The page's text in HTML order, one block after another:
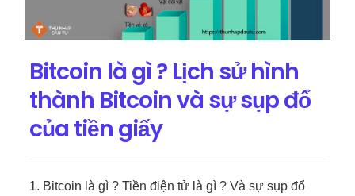
Bitcoin là gì ? Lịch sử hình
thành Bitcoin và sự sụp đổ
của tiền giấy
1. Bitcoin là gì ? Tiền điện tử là gì ? Và sự sụp đổ